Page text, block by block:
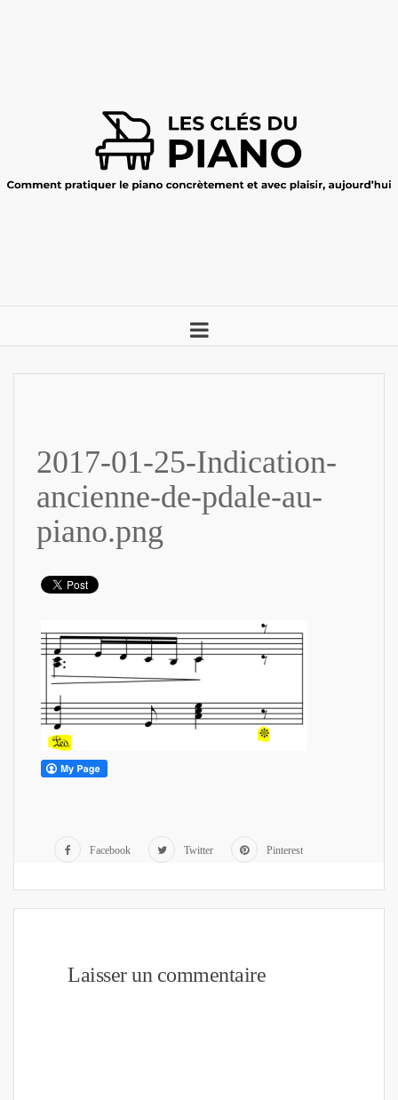
2017-01-25-Indication-
ancienne-de-pdale-au-
piano.png
Facebook Twitter Pinterest
Laisser un commentaire